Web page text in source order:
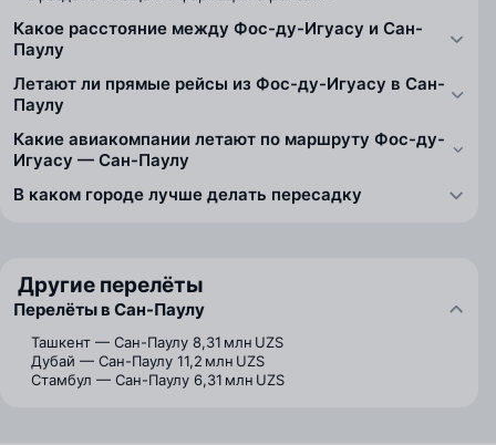
Какое расстояние между Фос-ду-Игуасу и Сан-
Паулу
Летают ли прямые рейсы из Фос-ду-Игуасу в Сан-
Паулу
Какие авиакомпании летают по маршруту Фос-ду-
Игуасу — Сан-Паулу
В каком городе лучше делать пересадку
Другие перелёты
Перелёты в Сан-Паулу
Ташкент — Сан-Паулу 8,31 млн UZS
Дубай — Сан-Паулу 11,2 млн UZS
Стамбул — Сан-Паулу 6,31 млн UZS